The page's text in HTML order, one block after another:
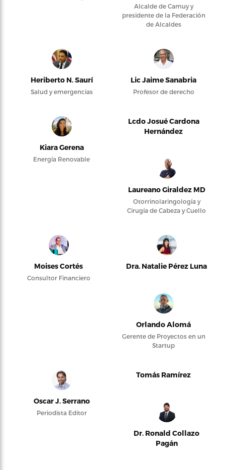
Alcalde de Camuy y
presidente de la Federación
de Alcaldes
Heriberto N. Saurí
Salud y emergencias
Lic Jaime Sanabria
Profesor de derecho
Kiara Gerena
Energía Renovable
Lcdo Josué Cardona
Hernández
Laureano Giraldez MD
Otorrinolaringología y
Cirugía de Cabeza y Cuello
Moises Cortés
Consultor Financiero
Dra. Natalie Pérez Luna
Orlando Alomá
Gerente de Proyectos en un
Startup
Oscar J. Serrano
Periodista Editor
Tomás Ramírez
Dr. Ronald Collazo
Pagán